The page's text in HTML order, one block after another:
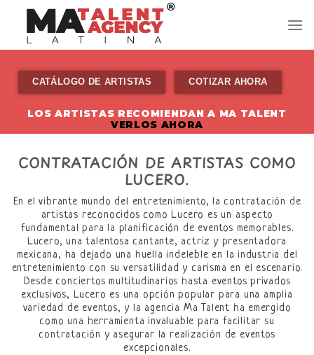
content
CATÁLOGO DE ARTISTAS COTIZAR AHORA
LOS ARTISTAS RECOMIENDAN A MA TALENT
VERLOS AHORA
CONTRATACIÓN DE ARTISTAS COMO
LUCERO.
En el vibrante mundo del entretenimiento, la contratación de
artistas reconocidos como Lucero es un aspecto
fundamental para la planificación de eventos memorables.
Lucero, una talentosa cantante, actriz y presentadora
mexicana, ha dejado una huella indeleble en la industria del
entretenimiento con su versatilidad y carisma en el escenario.
Desde conciertos multitudinarios hasta eventos privados
exclusivos, Lucero es una opción popular para una amplia
variedad de eventos, y la agencia Ma Talent ha emergido
como una herramienta invaluable para facilitar su
contratación y asegurar la realización de eventos
excepcionales.